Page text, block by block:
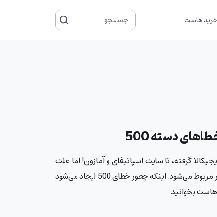
خرید هاست
جستجو
برای
دیجیکالا گرفته، تا سایت اسپاتیفای و آمازون! اما علت
این خطای رایج چیست؟ دلیل خطای 500 بیشتر به سرور مربوط می‌شود. اینکه چطور خطای 500 ایجاد می‌شود
بخوانید.